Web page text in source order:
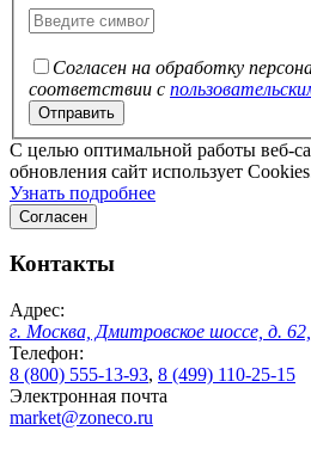
Согласен на обработку
соответствии с
C целью оптимальной работы веб-
обновления сайт использует
Узнать подробнее
Согласен
Контакты
Адрес:
г. Москва, Дмитровское шоссе, д.
Телефон:
8 (800) 555-13-93, 8 (499) 110-25-15
Электронная почта
market@zoneco.ru